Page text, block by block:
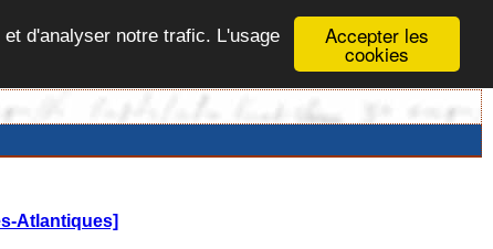
Accepter les
cookies
d'analyser notre trafic. L'usage
Atlantiques]